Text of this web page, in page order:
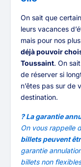
On sait que
leurs vacances
mais pour nos
déjà pouvoir
Toussaint. On
de réserver si
n’êtes pas sur de
destination.
? La garantie
On vous rappelle
billets peuvent
garantie
billets non